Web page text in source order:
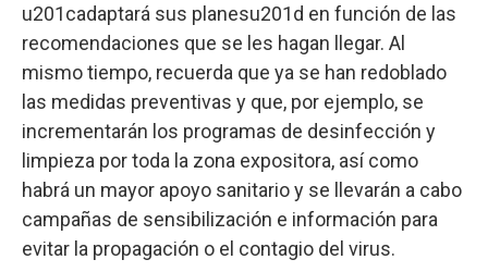
u201cadaptará sus planesu201d en función de las
recomendaciones que se les hagan llegar. Al
mismo tiempo, recuerda que ya se han redoblado
las medidas preventivas y que, por ejemplo, se
incrementarán los programas de desinfección y
limpieza por toda la zona expositora, así como
habrá un mayor apoyo sanitario y se llevarán a cabo
campañas de sensibilización e información para
evitar la propagación o el contagio del virus.